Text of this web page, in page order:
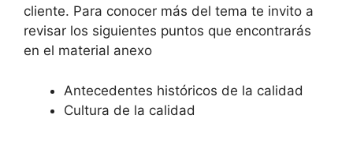
cliente. Para conocer más del tema te invito a
revisar los siguientes puntos que encontrarás
en el material anexo
Antecedentes históricos de la calidad
Cultura de la calidad